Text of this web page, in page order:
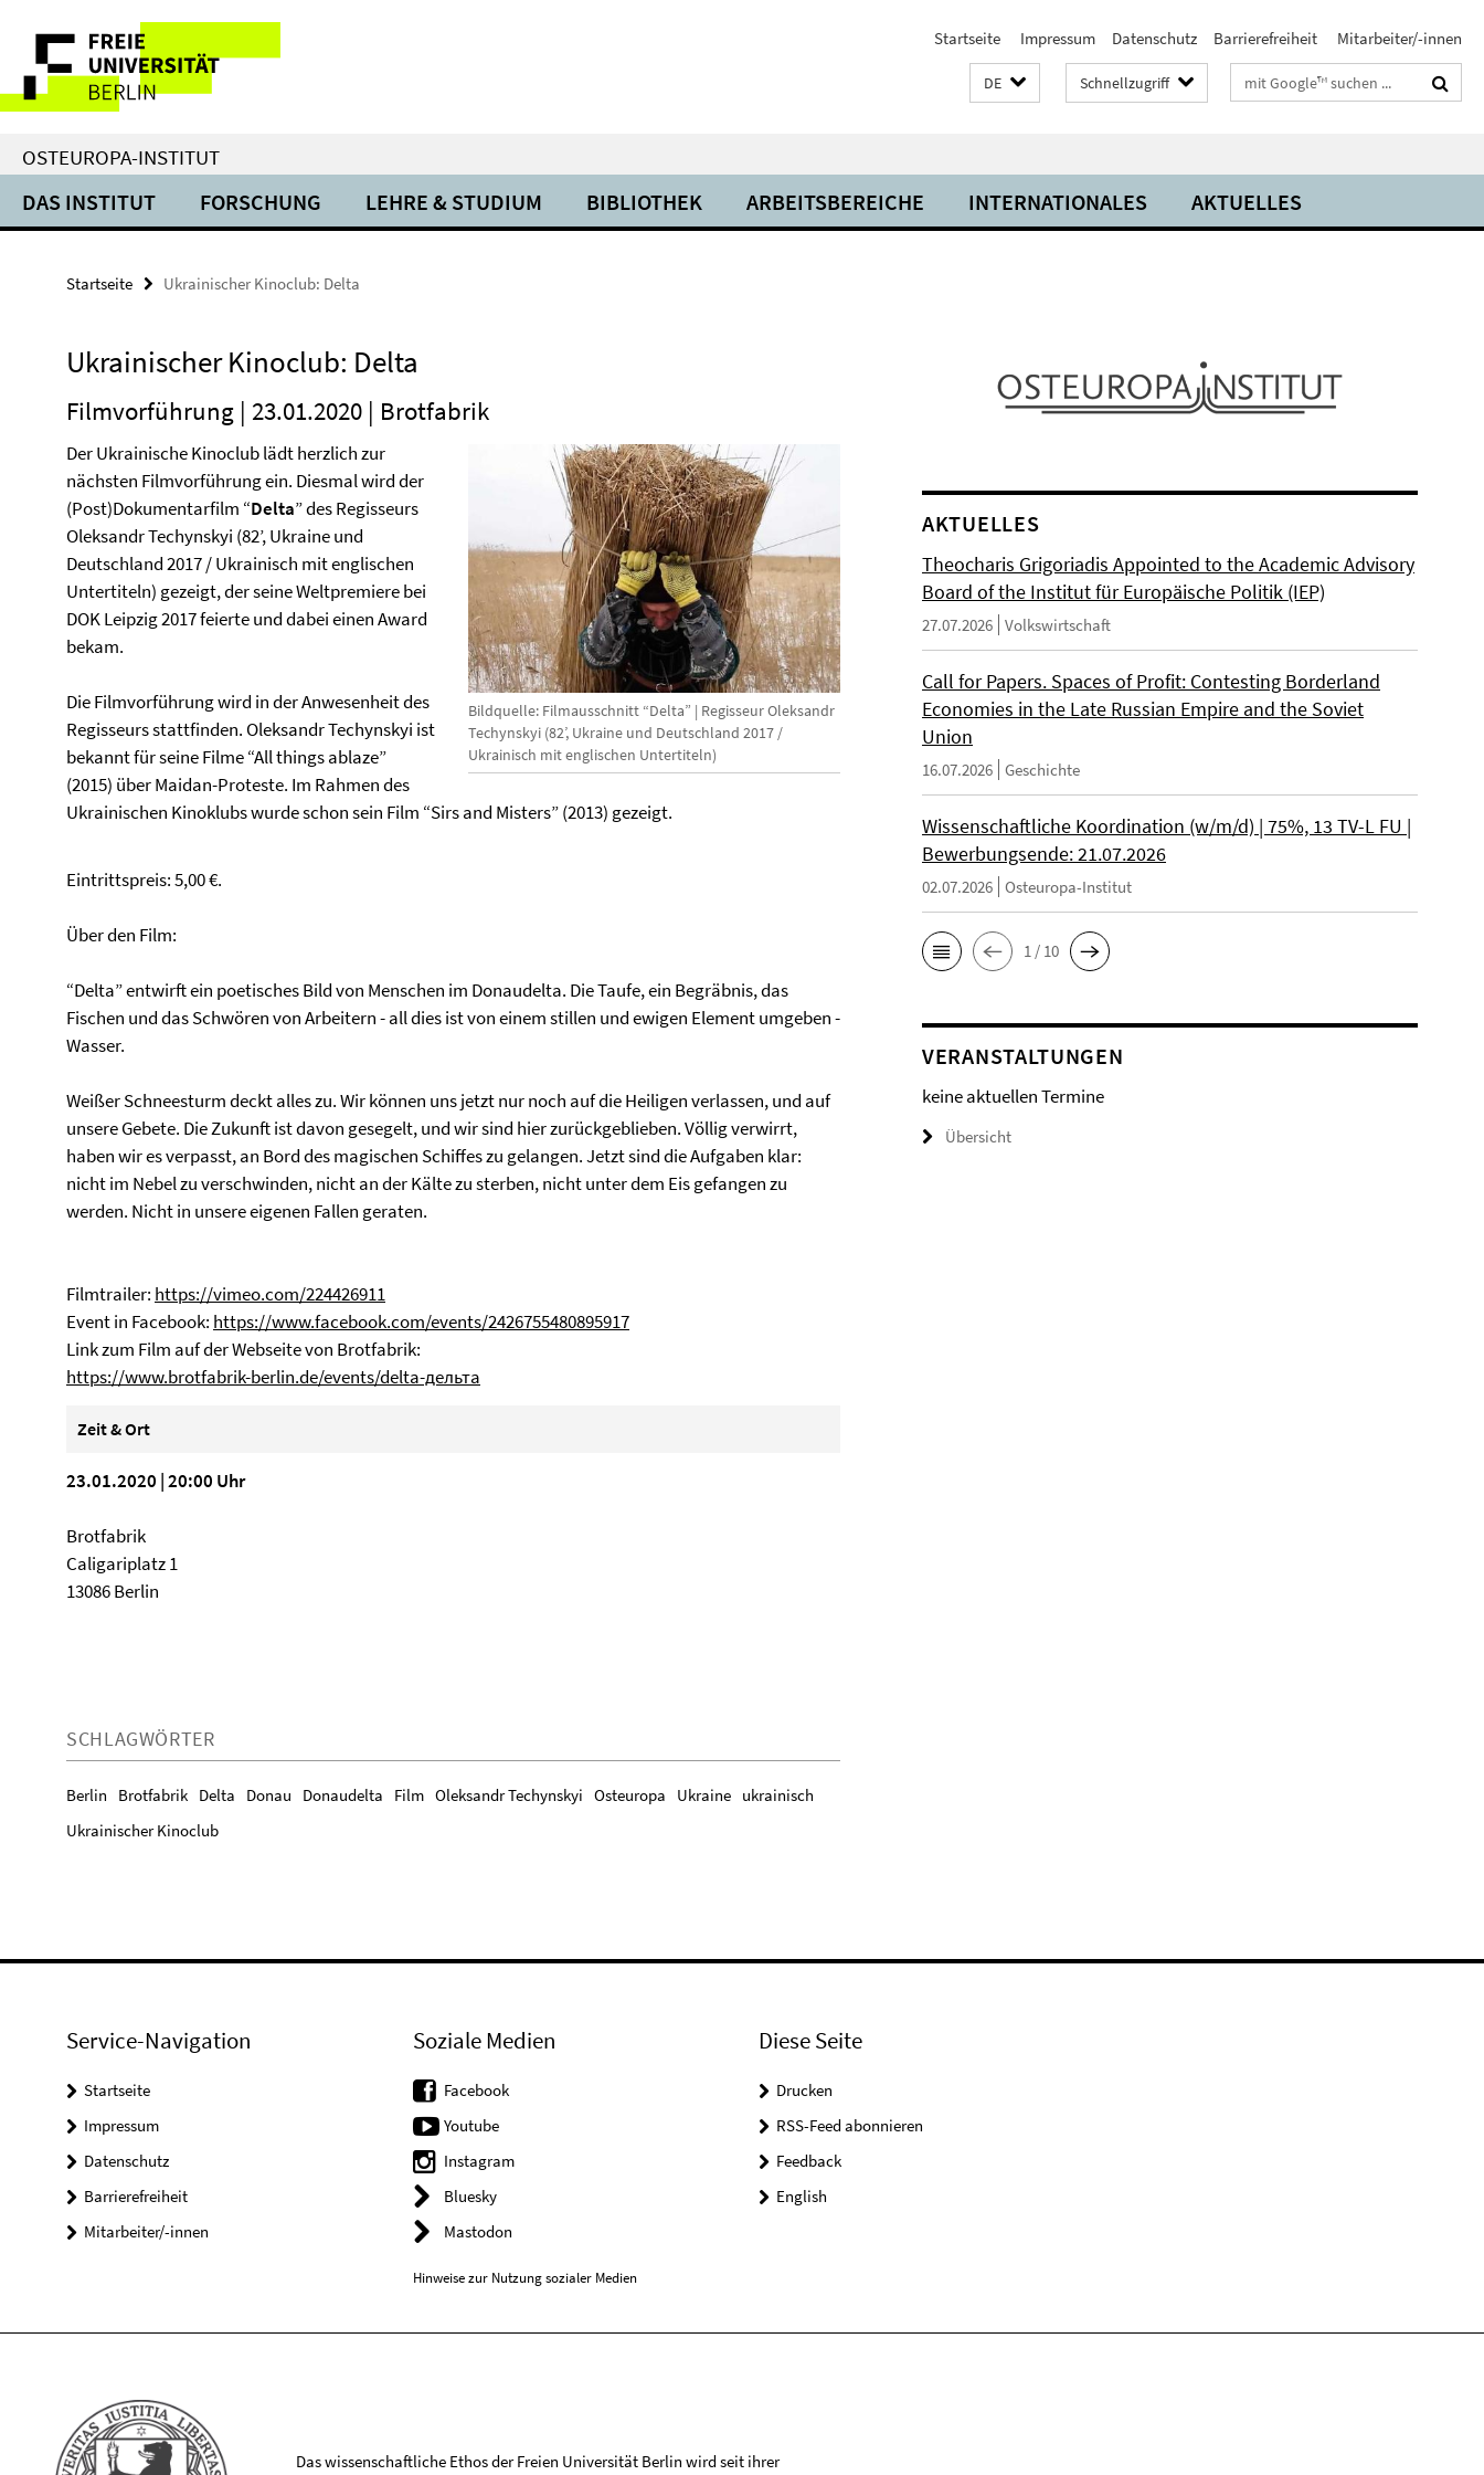
direkt
Inhalt
Service-
Navigation
Startseite Impressum Datenschutz Barrierefreiheit Mitarbeiter/-innen
DE Schnellzugriff Suchbegriffe
OSTEUROPA-INSTITUT
DAS INSTITUT FORSCHUNG LEHRE & STUDIUM BIBLIOTHEK ARBEITSBEREICHE INTERNATIONALES AKTUELLES
Startseite Ukrainischer Kinoclub: Delta
Ukrainischer Kinoclub: Delta
Filmvorführung | 23.01.2020 | Brotfabrik
Bildquelle: Filmausschnitt “Delta” | Regisseur Oleksandr
Techynskyi (82’, Ukraine und Deutschland 2017 /
Ukrainisch mit englischen Untertiteln)
Der Ukrainische Kinoclub lädt herzlich zur
nächsten Filmvorführung ein. Diesmal wird der
(Post)Dokumentarfilm “Delta” des Regisseurs
Oleksandr Techynskyi (82’, Ukraine und
Deutschland 2017 / Ukrainisch mit englischen
Untertiteln) gezeigt, der seine Weltpremiere bei
DOK Leipzig 2017 feierte und dabei einen Award
bekam.
Die Filmvorführung wird in der Anwesenheit des
Regisseurs stattfinden. Oleksandr Techynskyi ist
bekannt für seine Filme “All things ablaze”
(2015) über Maidan-Proteste. Im Rahmen des
Ukrainischen Kinoklubs wurde schon sein Film “Sirs and Misters” (2013) gezeigt.
Eintrittspreis: 5,00 €.
Über den Film:
“Delta” entwirft ein poetisches Bild von Menschen im Donaudelta. Die Taufe, ein Begräbnis, das
Fischen und das Schwören von Arbeitern - all dies ist von einem stillen und ewigen Element umgeben -
Wasser.
Weißer Schneesturm deckt alles zu. Wir kön­nen uns jetzt nur noch auf die Heiligen verlassen, und auf
unsere Gebete. Die Zukunft ist davon gesegelt, und wir sind hier zurückgeblieben. Völlig verwirrt,
haben wir es verpasst, an Bord des magischen Schiffes zu gelangen. Jetzt sind die Aufgaben klar:
nicht im Nebel zu verschwinden, nicht an der Kälte zu sterben, nicht unter dem Eis gefangen zu
werden. Nicht in unsere eigenen Fallen geraten.
Filmtrailer: https://vimeo.com/224426911
Event in Facebook: https://www.facebook.com/events/2426755480895917
Link zum Film auf der Webseite von Brotfabrik:
https://www.brotfabrik-berlin.de/events/delta-дельта
Zeit & Ort
23.01.2020 | 20:00 Uhr
Brotfabrik
Caligariplatz 1
13086 Berlin
SCHLAGWÖRTER
Berlin Brotfabrik Delta Donau Donaudelta Film Oleksandr Techynskyi Osteuropa Ukraine ukrainisch
Ukrainischer Kinoclub
AKTUELLES
Theocharis Grigoriadis Appointed to the Academic Advisory
Board of the Institut für Europäische Politik (IEP)
27.07.2026 Volkswirtschaft
Call for Papers. Spaces of Profit: Contesting Borderland
Economies in the Late Russian Empire and the Soviet
Union
16.07.2026 Geschichte
Wissenschaftliche Koordination (w/m/d) | 75%, 13 TV-L FU |
Bewerbungsende: 21.07.2026
02.07.2026 Osteuropa-Institut
1 / 10
VERANSTALTUNGEN
keine aktuellen Termine
Übersicht
Service-Navigation
Startseite
Impressum
Datenschutz
Barrierefreiheit
Mitarbeiter/-innen
Soziale Medien
Facebook
Youtube
Instagram
Bluesky
Mastodon
Hinweise zur Nutzung sozialer Medien
Diese Seite
Drucken
RSS-Feed abonnieren
Feedback
English
Das wissenschaftliche Ethos der Freien Universität Berlin wird seit ihrer